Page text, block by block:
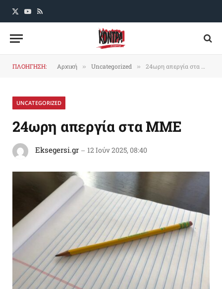
X
YouTube
RSS
ΠΛΟΗΓΗΣΗ: Αρχική » Uncategorized » 24ωρη απεργία στα ΜΜΕ
UNCATEGORIZED
24ωρη απεργία στα ΜΜΕ
Eksegersi.gr 12 Ιούν 2025, 08:40